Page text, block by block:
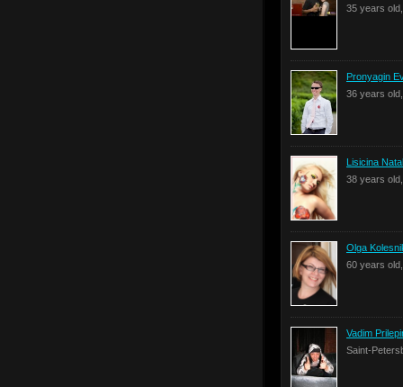
35 years
Pronyagin
36 years
Lisicina
38 years
Olga
60 years
Vadim
Saint-